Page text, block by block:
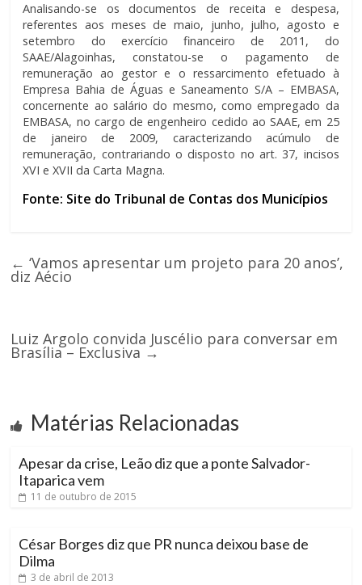
Analisando-se os documentos de receita e despesa,
referentes aos meses de maio, junho, julho, agosto e
setembro do exercício financeiro de 2011, do
SAAE/Alagoinhas, constatou-se o pagamento de
remuneração ao gestor e o ressarcimento efetuado à
Empresa Bahia de Águas e Saneamento S/A – EMBASA,
concernente ao salário do mesmo, como empregado da
EMBASA, no cargo de engenheiro cedido ao SAAE, em 25
de janeiro de 2009, caracterizando acúmulo de
remuneração, contrariando o disposto no art. 37, incisos
XVI e XVII da Carta Magna.
Fonte: Site do Tribunal de Contas dos Municípios
← ‘Vamos apresentar um projeto para 20 anos’,
diz Aécio
Luiz Argolo convida Juscélio para conversar em
Brasília – Exclusiva →
Matérias Relacionadas
Apesar da crise, Leão diz que a ponte Salvador-
Itaparica vem
11 de outubro de 2015
César Borges diz que PR nunca deixou base de
Dilma
3 de abril de 2013